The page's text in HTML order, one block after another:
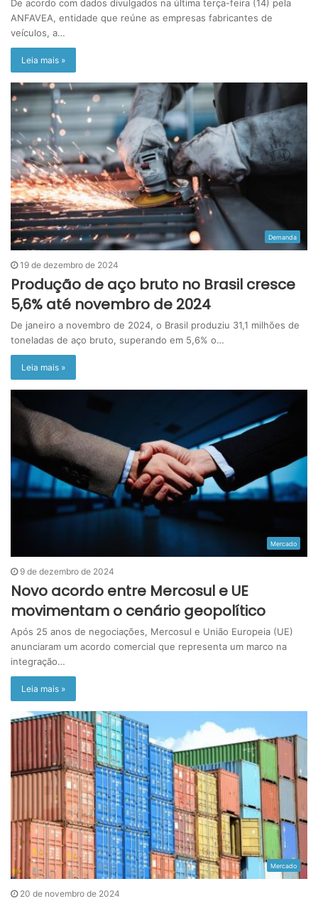
De acordo com dados divulgados na última terça-feira (14) pela
ANFAVEA, entidade que reúne as empresas fabricantes de
veículos, a…
Leia mais »
Demanda
19 de dezembro de 2024
Produção de aço bruto no Brasil cresce
5,6% até novembro de 2024
De janeiro a novembro de 2024, o Brasil produziu 31,1 milhões de
toneladas de aço bruto, superando em 5,6% o…
Leia mais »
Mercado
9 de dezembro de 2024
Novo acordo entre Mercosul e UE
movimentam o cenário geopolítico
Após 25 anos de negociações, Mercosul e União Europeia (UE)
anunciaram um acordo comercial que representa um marco na
integração…
Leia mais »
Mercado
20 de novembro de 2024